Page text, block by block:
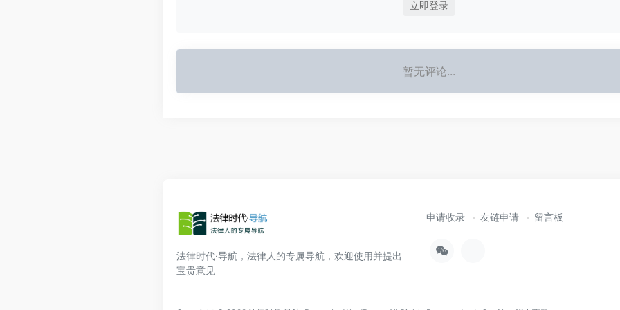
立即登录
暂无评论...
法律时代·导航，法律人的专属导航，欢迎使用并提出
宝贵意见
申请收录 友链申请 留言板